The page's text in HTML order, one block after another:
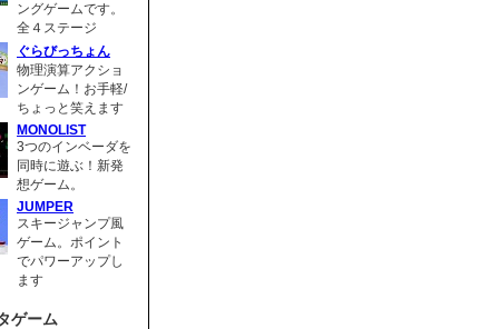
ングゲームです。
全４ステージ
ぐらびっちょん
物理演算アクショ
ンゲーム！お手軽/
ちょっと笑えます
MONOLIST
3つのインベーダを
同時に遊ぶ！新発
想ゲーム。
JUMPER
スキージャンプ風
ゲーム。ポイント
でパワーアップし
ます
ゲーム